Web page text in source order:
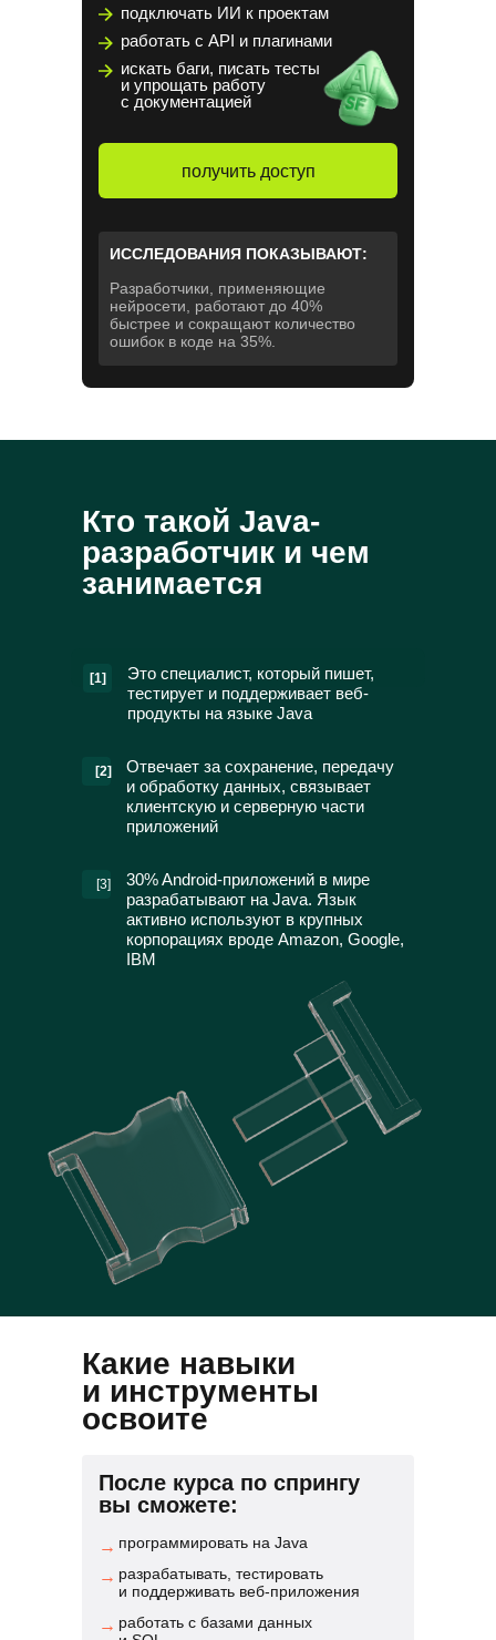
получить доступ
ИССЛЕДОВАНИЯ ПОКАЗЫВАЮТ:
Разработчики, применяющие
нейросети, работают до 40%
быстрее и сокращают количество
ошибок в коде на 35%.
подключать ИИ к проектам
работать с API и плагинами
искать баги, писать тесты
и упрощать работу
с документацией
[1]
Это специалист, который пишет,
тестирует и поддерживает веб-
продукты на языке Java
Кто такой Java-
разработчик и чем
занимается
[2]
Отвечает за сохранение, передачу
и обработку данных, связывает
клиентскую и серверную части
приложений
[3]
30% Android-приложений в мире
разрабатывают на Javа. Язык
активно используют в крупных
корпорациях вроде Amazon, Google,
IBM
После курса по спрингу
вы сможете:
→ программировать на Java
→ разрабатывать, тестировать
и поддерживать веб-приложения
→ работать с базами данных
Какие навыки
и инструменты
освоите